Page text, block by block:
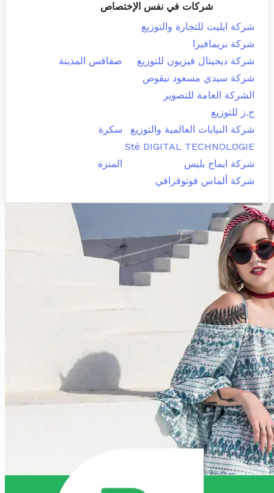
شركات في نفس الإختصاص
شركة ايليت للتجارة والتوزيع
شركة بريمافيرا
شركة ديجيتال فيزيون للتوزيع
صفاقس المدينة
شركة سيدي مسعود نيقوص
الشركة العامة للتصوير
ح.ز للتوزيع
شركة النيابات العالمية والتوزيع
سكرة
Sté DIGITAL TECHNOLOGIE
شركة ايماج بليس
المنزه
شركة ألماس فوتوقرافي